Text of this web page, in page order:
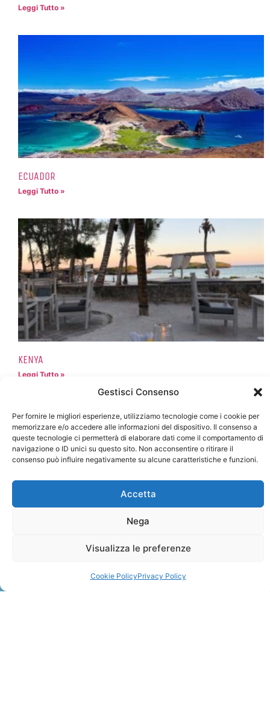
Gestisci Consenso
Per fornire le migliori esperienze, utilizziamo tecnologie come i cookie per
memorizzare e/o accedere alle informazioni del dispositivo. Il consenso a
queste tecnologie ci permetterà di elaborare dati come il comportamento di
navigazione o ID unici su questo sito. Non acconsentire o ritirare il
consenso può influire negativamente su alcune caratteristiche e funzioni.
Accetta
Nega
Visualizza le preferenze
Cookie PolicyPrivacy Policy
Leggi Tutto »
ECUADOR
Leggi Tutto »
KENYA
Leggi Tutto »